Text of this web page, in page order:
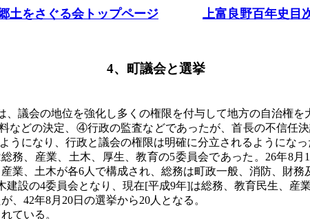
土をさぐる会トップページ 上富良野百年史目
4、町議会と選挙
、議会の地位を強化し多くの権限を付与して地方の自治権
どの決定、④行政の監査などであったが、首長の不信任
になり、行政と議会の権限は明確に分立されるようになっ
務、産業、土木、厚生、教育の5委員会であった。26年8
業、土木が各6人で構成され、総務は町政一般、消防、財
設の4委員会となり、現在[平成9年]は総務、教育民生、産
、42年8月20日の選挙から20人となる。
ている。